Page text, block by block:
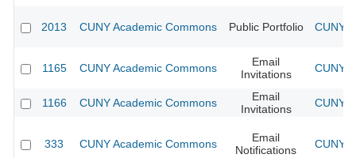
2013 CUNY Academic Commons Public Portfolio CUNY
1165 CUNY Academic Commons
Email
Invitations
CUNY
1166 CUNY Academic Commons
Email
Invitations
CUNY
333 CUNY Academic Commons
Email
Notifications
CUNY